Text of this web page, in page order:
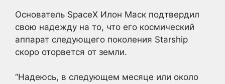
Основатель SpaceX Илон Маск подтвердил
свою надежду на то, что его космический
аппарат следующего поколения Starship
скоро оторвется от земли.
“Надеюсь, в следующем месяце или около